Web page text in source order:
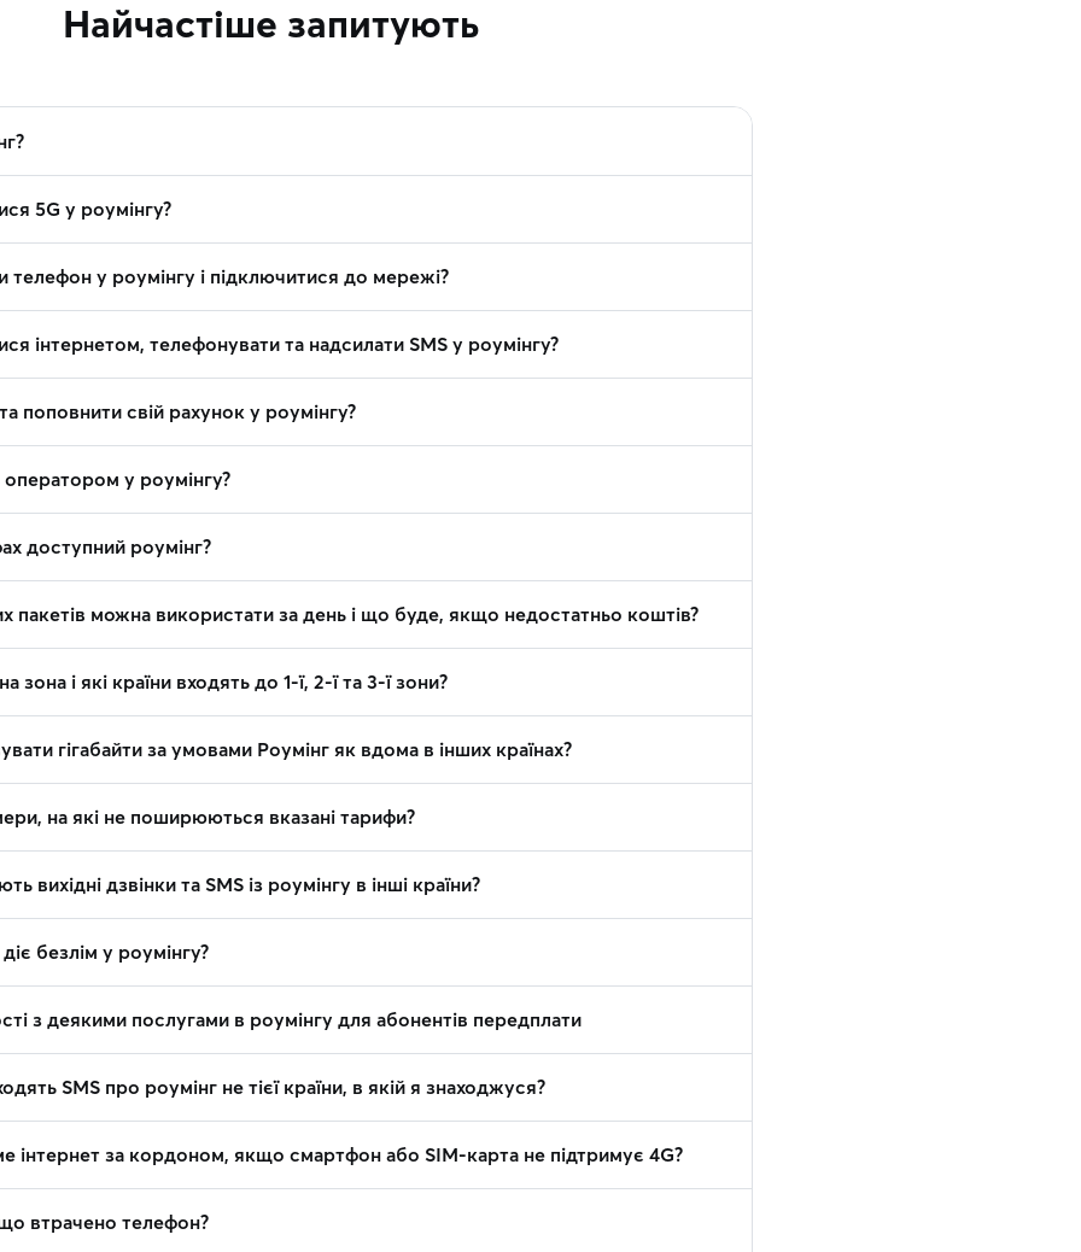
Найчастіше запитують
5G у роумінгу?
телефон у роумінгу і підключитися до мережі?
інтернетом, телефонувати та надсилати SMS у роумінгу?
поповнити свій рахунок у роумінгу?
оператором у роумінгу?
доступний роумінг?
пакетів можна використати за день і що буде, якщо недостатньо коштів?
зона і які країни входять до 1-ї, 2-ї та 3-ї зони?
гігабайти за умовами Роумінг як вдома в інших країнах?
на які не поширюються вказані тарифи?
вихідні дзвінки та SMS із роумінгу в інші країни?
безлім у роумінгу?
з деякими послугами в роумінгу для абонентів передплати
SMS про роумінг не тієї країни, в якій я знаходжуся?
інтернет за кордоном, якщо смартфон або SIM-карта не підтримує 4G?
втрачено телефон?